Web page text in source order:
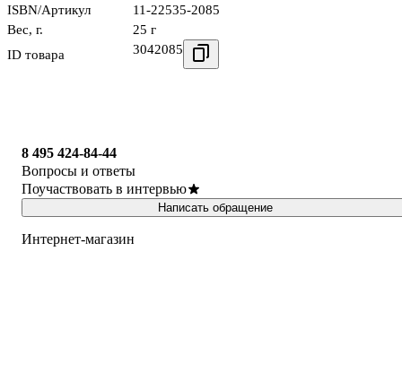
ISBN/Артикул
11-22535-2085
Вес, г.
25 г
ID товара
3042085
8 495 424-84-44
Вопросы и ответы
Поучаствовать в интервью
Написать обращение
Интернет-магазин